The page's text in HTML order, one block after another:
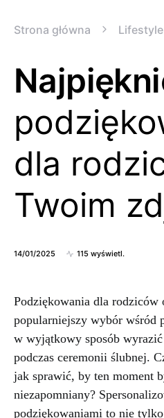
Strona główna Lifestyle
dla
Twoim
14/01/2025 115 wyświetl.
Podziękowania dla rodziców
popularniejszy wybór wśród
w wyjątkowy sposób
podczas ceremonii ślubnej.
jak sprawić, by ten moment
niezapomniany?
podziękowaniami to nie